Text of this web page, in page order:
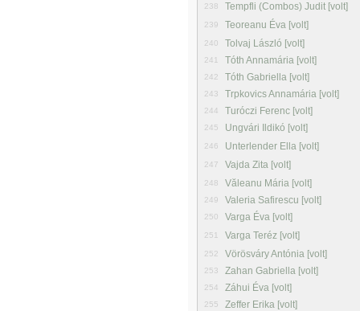
238 Tempfli (Combos) Judit [volt]
239 Teoreanu Éva [volt]
240 Tolvaj László [volt]
241 Tóth Annamária [volt]
242 Tóth Gabriella [volt]
243 Trpkovics Annamária [volt]
244 Turóczi Ferenc [volt]
245 Ungvári Ildikó [volt]
246 Unterlender Ella [volt]
247 Vajda Zita [volt]
248 Văleanu Mária [volt]
249 Valeria Safirescu [volt]
250 Varga Éva [volt]
251 Varga Teréz [volt]
252 Vörösváry Antónia [volt]
253 Zahan Gabriella [volt]
254 Záhui Éva [volt]
255 Zeffer Erika [volt]